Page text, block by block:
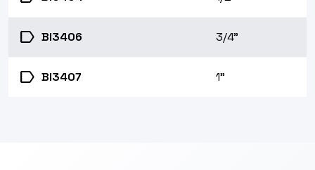
label BI3406 3/4"
label BI3407 1"